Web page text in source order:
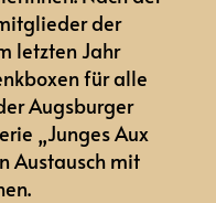
der
letzten Jahr
für alle
Augsburger
„Junges Aux
Austausch mit